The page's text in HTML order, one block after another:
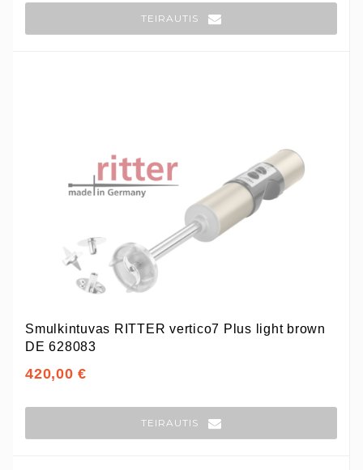
TEIRAUTIS
Smulkintuvas RITTER vertico7 Plus light brown
DE 628083
420,00 €
TEIRAUTIS